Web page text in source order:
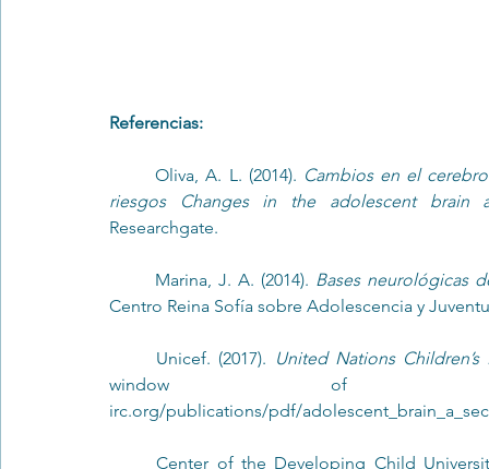
Referencias:
	Oliva, A. L. (2014).
Cambios en el
riesgos Changes in the adolescent brain
Researchgate.
	Marina, J. A. (2014).
Bases neurológicas
Centro Reina Sofía sobre Adolescencia y
	Unicef. (2017).
United Nations Children’s
window of
irc.org/publications/pdf/
Center of the Developing Child